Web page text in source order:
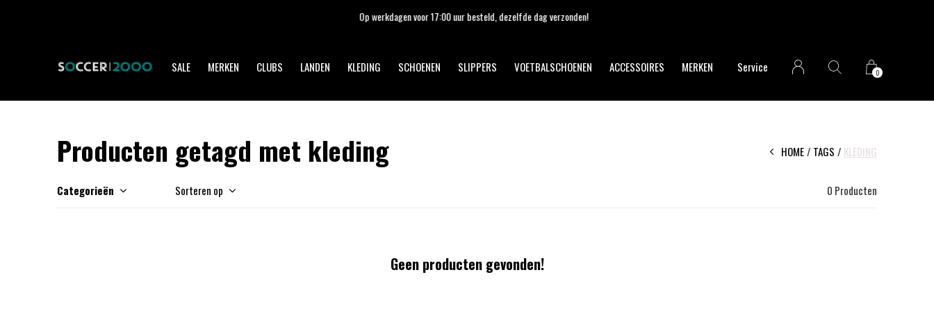
SALE MERKEN CLUBS LANDEN KLEDING SCHOENEN SLIPPERS VOETBALSCHOENEN ACCESSOIRES MERKEN Service 0
Op werkdagen voor 17:00 uur besteld, dezelfde dag verzonden!
Producten getagd met kleding HOME TAGS KLEDING
Categorieën Sorteren op 0 Producten
Geen producten gevonden!